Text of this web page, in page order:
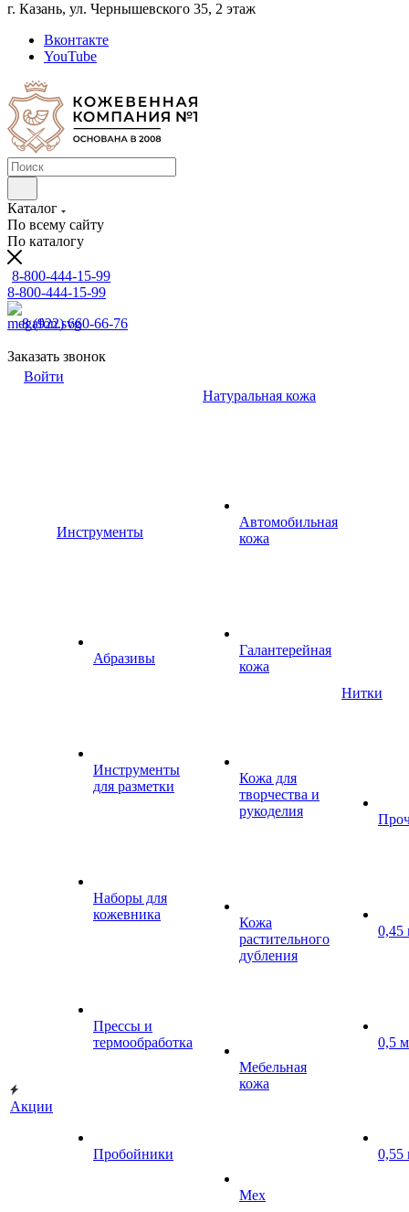
г. Казань, ул. Чернышевского 35, 2 этаж
Вконтакте
YouTube
Каталог
По всему сайту
По каталогу
8-800-444-15-99
8-800-444-15-99
8 (922) 660-66-76
Заказать звонок
Войти
Акции
Инструменты
Абразивы
Инструменты
для разметки
Наборы для
кожевника
Прессы и
термообработка
Пробойники
Натуральная кожа
Автомобильная
кожа
Галантерейная
кожа
Кожа для
творчества и
рукоделия
Кожа
растительного
дубления
Мебельная
кожа
Мех
Нитки
0,45
0,5
0,55